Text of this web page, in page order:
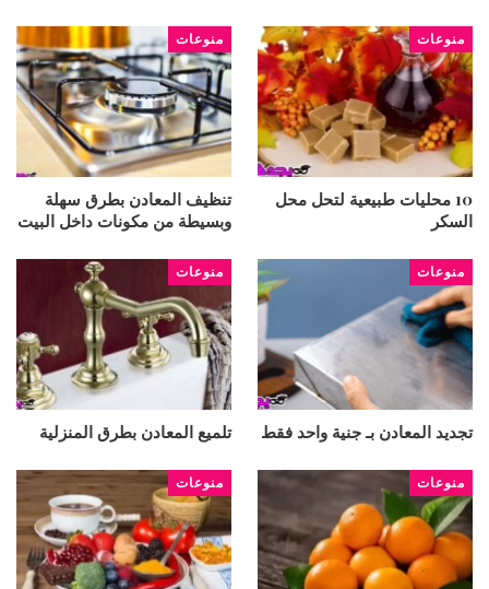
منوعات
10 محليات طبيعية لتحل محل
السكر
منوعات
تنظيف المعادن بطرق سهلة
وبسيطة من مكونات داخل البيت
منوعات
تجديد المعادن بـ جنية واحد فقط
منوعات
تلميع المعادن بطرق المنزلية
منوعات منوعات